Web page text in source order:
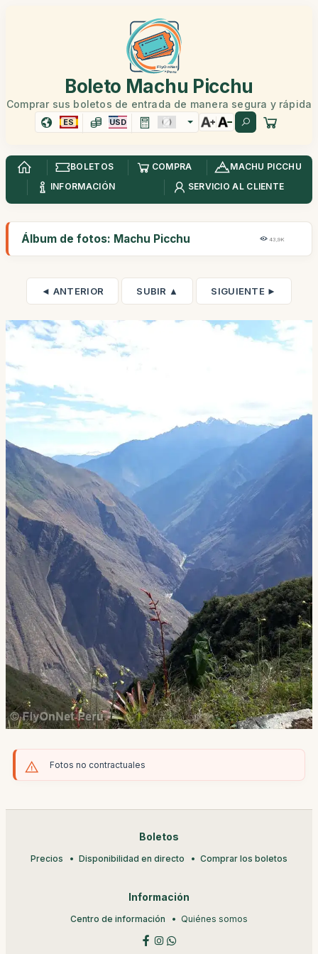
Boleto Machu Picchu
Comprar sus boletos de entrada de manera segura y rápida
ES USD
BOLETOS COMPRA
MACHU PICCHU
INFORMACIÓN
SERVICIO AL CLIENTE
Álbum de fotos: Machu Picchu 43,9K
◄ ANTERIOR SUBIR ▲ SIGUIENTE ►
Fotos no contractuales
Boletos
Precios Disponibilidad en directo Comprar los boletos
Información
Centro de información Quiénes somos